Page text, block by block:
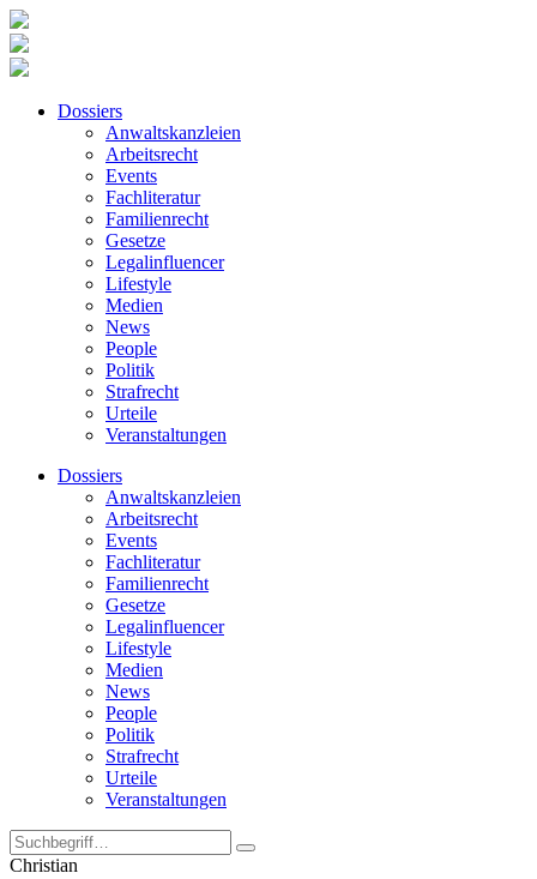
Dossiers
Anwaltskanzleien
Arbeitsrecht
Events
Fachliteratur
Familienrecht
Gesetze
Legalinfluencer
Lifestyle
Medien
News
People
Politik
Strafrecht
Urteile
Veranstaltungen
Dossiers
Anwaltskanzleien
Arbeitsrecht
Events
Fachliteratur
Familienrecht
Gesetze
Legalinfluencer
Lifestyle
Medien
News
People
Politik
Strafrecht
Urteile
Veranstaltungen
Christian